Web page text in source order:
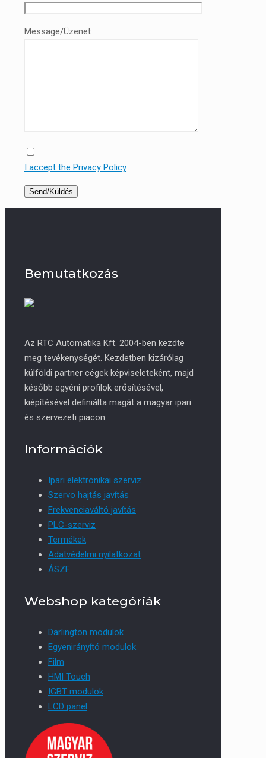
Message/Üzenet
I accept the Privacy Policy
Bemutatkozás
Az RTC Automatika Kft. 2004-ben kezdte
meg tevékenységét. Kezdetben kizárólag
külföldi partner cégek képviseleteként, majd
később egyéni profilok erősítésével,
kiépítésével definiálta magát a magyar ipari
és szervezeti piacon.
Információk
Ipari elektronikai szerviz
Szervo hajtás javítás
Frekvenciaváltó javítás
PLC-szerviz
Termékek
Adatvédelmi nyilatkozat
ÁSZF
Webshop kategóriák
Darlington modulok
Egyenirányító modulok
Film
HMI Touch
IGBT modulok
LCD panel